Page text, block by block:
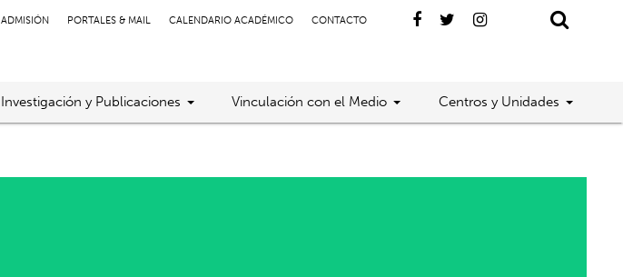
ADMISIÓN PORTALES & MAIL CALENDARIO ACADÉMICO CONTACTO
Investigación y Publicaciones Vinculación con el Medio Centros y Unidades